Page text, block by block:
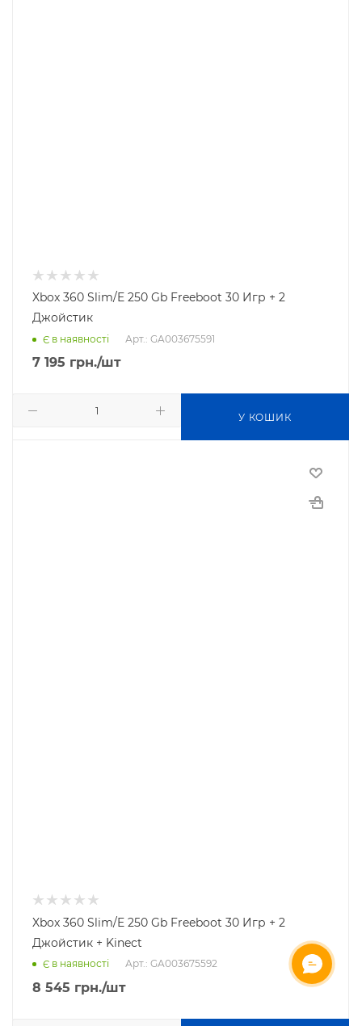
Xbox 360 Slim/E 250 Gb Freeboot 30 Игр + 2
Джойстик
Є в наявності Арт.: GA003675591
7 195 грн./шт
У КОШИК
Xbox 360 Slim/E 250 Gb Freeboot 30 Игр + 2
Джойстик + Kineсt
Є в наявності Арт.: GA003675592
8 545 грн./шт
ОНЛАЙН ЧАТ